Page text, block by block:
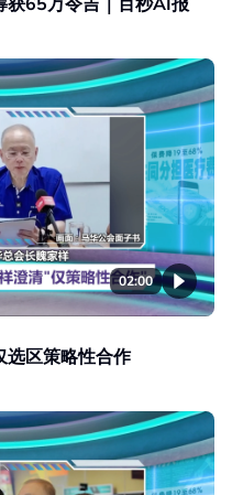
02:00
选区策略性合作